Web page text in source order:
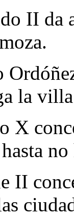
II da
la
X
II